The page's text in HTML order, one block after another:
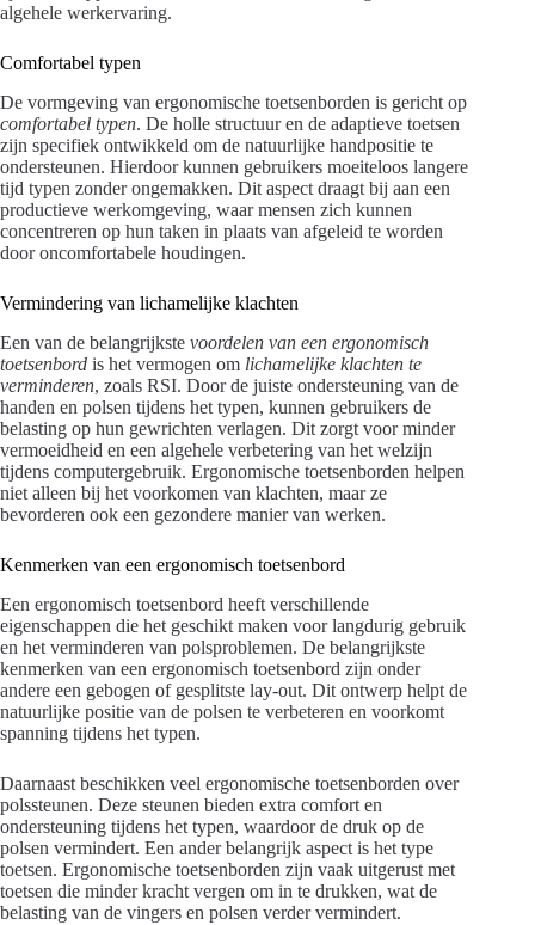
algehele werkervaring.
Comfortabel typen
De vormgeving van ergonomische toetsenborden is gericht op
comfortabel typen. De holle structuur en de adaptieve toetsen
zijn specifiek ontwikkeld om de natuurlijke handpositie te
ondersteunen. Hierdoor kunnen gebruikers moeiteloos langere
tijd typen zonder ongemakken. Dit aspect draagt bij aan een
productieve werkomgeving, waar mensen zich kunnen
concentreren op hun taken in plaats van afgeleid te worden
door oncomfortabele houdingen.
Vermindering van lichamelijke klachten
Een van de belangrijkste voordelen van een ergonomisch
toetsenbord is het vermogen om lichamelijke klachten te
verminderen, zoals RSI. Door de juiste ondersteuning van de
handen en polsen tijdens het typen, kunnen gebruikers de
belasting op hun gewrichten verlagen. Dit zorgt voor minder
vermoeidheid en een algehele verbetering van het welzijn
tijdens computergebruik. Ergonomische toetsenborden helpen
niet alleen bij het voorkomen van klachten, maar ze
bevorderen ook een gezondere manier van werken.
Kenmerken van een ergonomisch toetsenbord
Een ergonomisch toetsenbord heeft verschillende
eigenschappen die het geschikt maken voor langdurig gebruik
en het verminderen van polsproblemen. De belangrijkste
kenmerken van een ergonomisch toetsenbord zijn onder
andere een gebogen of gesplitste lay-out. Dit ontwerp helpt de
natuurlijke positie van de polsen te verbeteren en voorkomt
spanning tijdens het typen.
Daarnaast beschikken veel ergonomische toetsenborden over
polssteunen. Deze steunen bieden extra comfort en
ondersteuning tijdens het typen, waardoor de druk op de
polsen vermindert. Een ander belangrijk aspect is het type
toetsen. Ergonomische toetsenborden zijn vaak uitgerust met
toetsen die minder kracht vergen om in te drukken, wat de
belasting van de vingers en polsen verder vermindert.